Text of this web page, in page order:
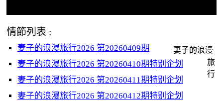
情節列表 :
妻子的浪漫旅行2026 第20260409期
妻子的浪漫旅行2026 第20260410期特别企划
妻子的浪漫旅行2026 第20260411期特别企划
妻子的浪漫旅行2026 第20260412期特别企划
妻子的浪漫
旅
行